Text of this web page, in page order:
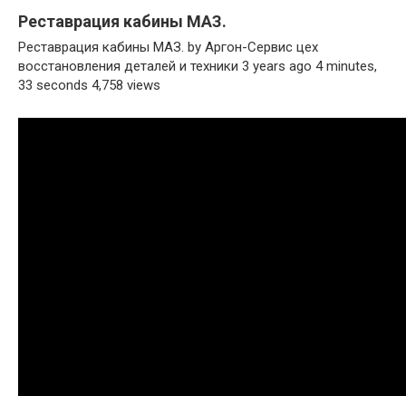
Реставрация кабины МАЗ.
Реставрация кабины МАЗ. by Аргон-Сервис цех
восстановления деталей и техники 3 years ago 4 minutes,
33 seconds 4,758 views